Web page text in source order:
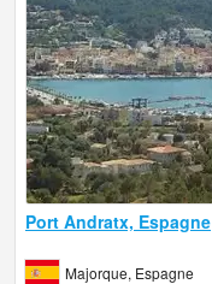
Port Andratx, Espagne
Majorque, Espagne